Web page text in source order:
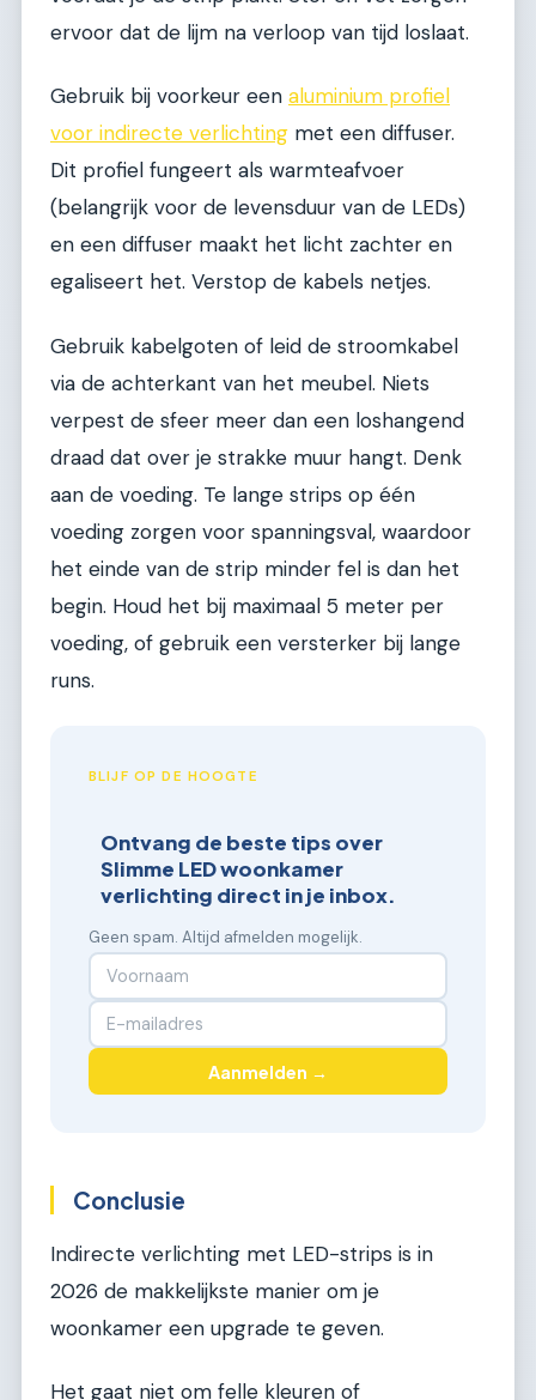
ervoor dat de lijm na verloop van tijd loslaat.
Gebruik bij voorkeur een aluminium profiel
voor indirecte verlichting met een diffuser.
Dit profiel fungeert als warmteafvoer
(belangrijk voor de levensduur van de LEDs)
en een diffuser maakt het licht zachter en
egaliseert het. Verstop de kabels netjes.
Gebruik kabelgoten of leid de stroomkabel
via de achterkant van het meubel. Niets
verpest de sfeer meer dan een loshangend
draad dat over je strakke muur hangt. Denk
aan de voeding. Te lange strips op één
voeding zorgen voor spanningsval, waardoor
het einde van de strip minder fel is dan het
begin. Houd het bij maximaal 5 meter per
voeding, of gebruik een versterker bij lange
runs.
BLIJF OP DE HOOGTE
Ontvang de beste tips over
Slimme LED woonkamer
verlichting direct in je inbox.
Geen spam. Altijd afmelden mogelijk.
Aanmelden →
Conclusie
Indirecte verlichting met LED-strips is in
2026 de makkelijkste manier om je
woonkamer een upgrade te geven.
Het gaat niet om felle kleuren of